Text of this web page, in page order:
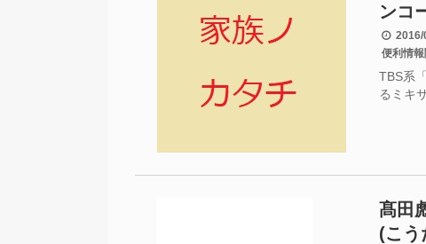
ンコ
2016/
便利情
TBS系
るミキ
髙田
(こう